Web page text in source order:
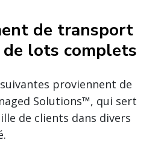
de transport
lots complets
proviennent de
Solutions™, qui sert
de clients dans divers